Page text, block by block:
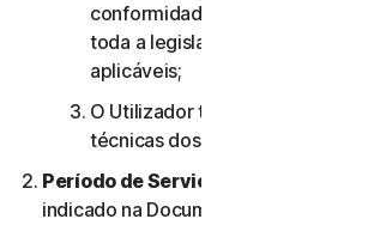
conformidade com o presente
toda a legislação e todos os
aplicáveis;
O Utilizador tem de cumprir
técnicas dos Serviços e/ou do
Período de Serviço.
indicado na Documentação ou na